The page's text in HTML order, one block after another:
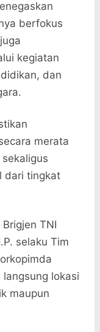
berfokus
kegiatan
dan
merata
dari tingkat
TNI
selaku Tim
langsung lokasi
maupun